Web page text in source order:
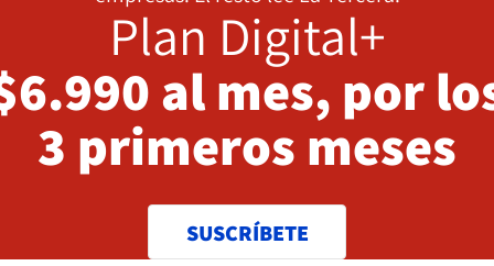
Plan Digital+
al mes, por
3 primeros meses
SUSCRÍBETE